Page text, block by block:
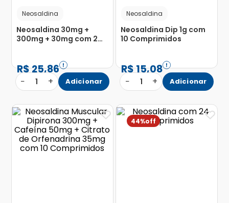
Neosaldina
Neosaldina 30mg +
300mg + 30mg com 2
R$25,86
− 1 + Adicionar
Neosaldina
Neosaldina Dip 1g com
10 Comprimidos
R$15,08
− 1 + Adicionar
44%